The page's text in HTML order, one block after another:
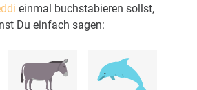
einmal buchstabieren sollst,
Du einfach sagen: